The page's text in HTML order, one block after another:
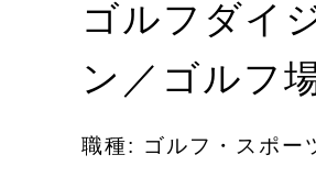
ゴルフダイ
ン／ゴルフ
職種: ゴルフ・スポ